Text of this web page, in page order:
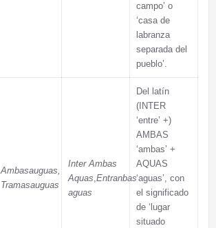
campo’ o
‘casa de
labranza
separada del
pueblo’.
Ambasauguas,
Tramasauguas
Inter Ambas
Aquas,Entranbas
aguas
Del latín
(INTER
‘entre’ +)
AMBAS
‘ambas’ +
AQUAS
‘aguas’, con
el significado
de ‘lugar
situado